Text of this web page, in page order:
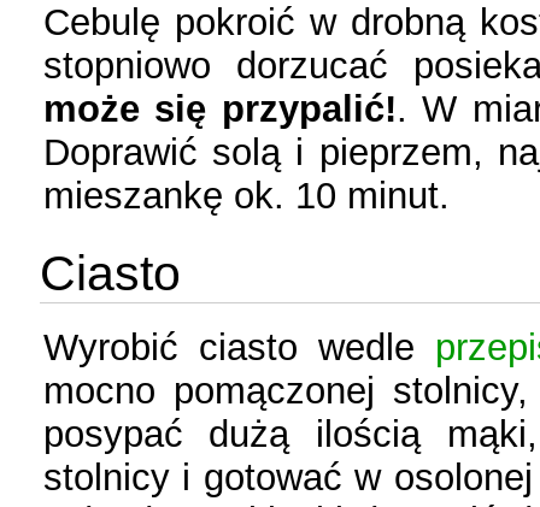
Cebulę pokroić w drobną
stopniowo dorzucać
może się przypalić!. W
Doprawić solą i pieprzem,
mieszankę ok. 10 minut.
Ciasto
Wyrobić ciasto wedle
mocno pomączonej
posypać dużą ilością
stolnicy i gotować w